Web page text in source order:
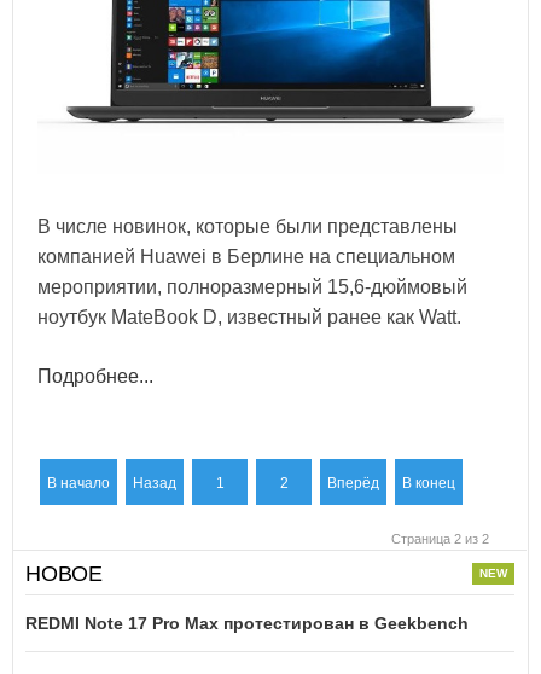
В числе новинок, которые были представлены
компанией Huawei в Берлине на специальном
мероприятии, полноразмерный 15,6-дюймовый
ноутбук MateBook D, известный ранее как Watt.
Подробнее...
В начало Назад 1 2 Вперёд В конец
Страница 2 из 2
НОВОЕ
REDMI Note 17 Pro Max протестирован в Geekbench